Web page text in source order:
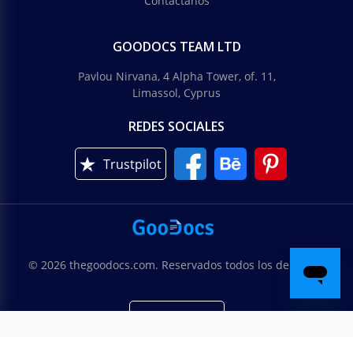
GOODOCS TEAM LTD
Pavlou Nirvana, 4 Alpha Tower, of. 11,
Limassol, Cyprus
REDES SOCIALES
Trustpilot
© 2026 thegoodocs.com. Reservados todos los derechos
Española